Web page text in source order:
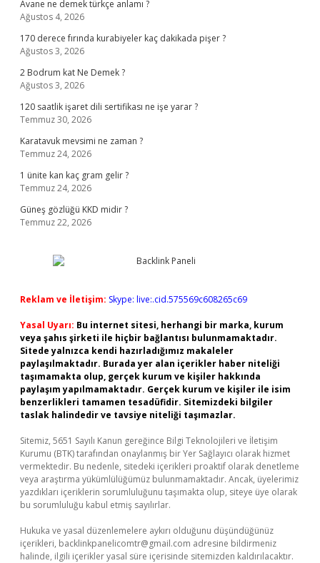
Avane ne demek türkçe anlamı ?
Ağustos 4, 2026
170 derece fırında kurabiyeler kaç dakikada pişer ?
Ağustos 3, 2026
2 Bodrum kat Ne Demek ?
Ağustos 3, 2026
120 saatlik işaret dili sertifikası ne işe yarar ?
Temmuz 30, 2026
Karatavuk mevsimi ne zaman ?
Temmuz 24, 2026
1 ünite kan kaç gram gelir ?
Temmuz 24, 2026
Güneş gözlüğü KKD midir ?
Temmuz 22, 2026
Reklam ve İletişim: Skype: live:.cid.575569c608265c69
Yasal Uyarı: Bu internet sitesi, herhangi bir marka, kurum
veya şahıs şirketi ile hiçbir bağlantısı bulunmamaktadır.
Sitede yalnızca kendi hazırladığımız makaleler
paylaşılmaktadır. Burada yer alan içerikler haber niteliği
taşımamakta olup, gerçek kurum ve kişiler hakkında
paylaşım yapılmamaktadır. Gerçek kurum ve kişiler ile isim
benzerlikleri tamamen tesadüfidir. Sitemizdeki bilgiler
taslak halindedir ve tavsiye niteliği taşımazlar.
Sitemiz, 5651 Sayılı Kanun gereğince Bilgi Teknolojileri ve İletişim
Kurumu (BTK) tarafından onaylanmış bir Yer Sağlayıcı olarak hizmet
vermektedir. Bu nedenle, sitedeki içerikleri proaktif olarak denetleme
veya araştırma yükümlülüğümüz bulunmamaktadır. Ancak, üyelerimiz
yazdıkları içeriklerin sorumluluğunu taşımakta olup, siteye üye olarak
bu sorumluluğu kabul etmiş sayılırlar.
Hukuka ve yasal düzenlemelere aykırı olduğunu düşündüğünüz
içerikleri, backlinkpanelicomtr@gmail.com adresine bildirmeniz
halinde, ilgili içerikler yasal süre içerisinde sitemizden kaldırılacaktır.